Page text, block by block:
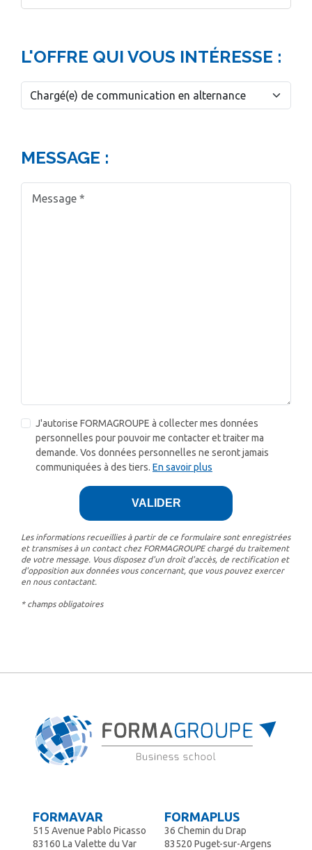
L'OFFRE QUI VOUS INTÉRESSE :
MESSAGE :
J'autorise FORMAGROUPE à collecter mes données
personnelles pour pouvoir me contacter et traiter ma
demande. Vos données personnelles ne seront jamais
communiquées à des tiers. En savoir plus
Les informations recueillies à partir de ce formulaire sont enregistrées
et transmises à un contact chez FORMAGROUPE chargé du traitement
de votre message. Vous disposez d'un droit d'accès, de rectification et
d'opposition aux données vous concernant, que vous pouvez exercer
en nous contactant.
* champs obligatoires
FORMAVAR
515 Avenue Pablo Picasso
83160 La Valette du Var
FORMAPLUS
36 Chemin du Drap
83520 Puget-sur-Argens